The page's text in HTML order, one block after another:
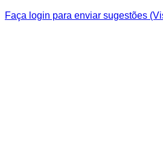
Faça login para enviar sugestões